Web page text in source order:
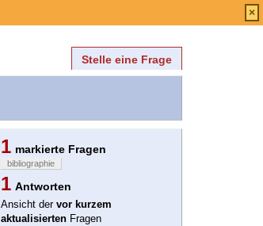
Stelle eine Frage
1 markierte Fragen
bibliographie
1 Antworten
Ansicht der vor kurzem
aktualisierten Fragen
×